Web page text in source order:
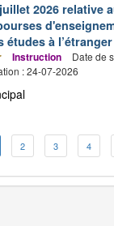
2026 relative
à l’étranger
Instruction
Date de
: 24-07-2026
2 3 4